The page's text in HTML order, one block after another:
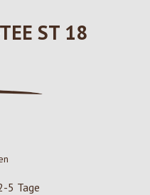
ST 18
5 Tage